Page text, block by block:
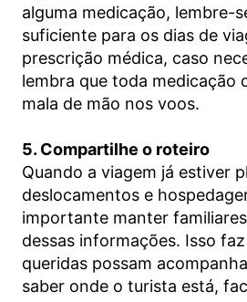
alguma medicação, lembre-
suficiente para os dias de
prescrição médica, caso
lembra que toda medicação
mala de mão nos voos.
5. Compartilhe o roteiro
Quando a viagem já estiver
deslocamentos e
importante manter
dessas informações. Isso
queridas possam
saber onde o turista está,